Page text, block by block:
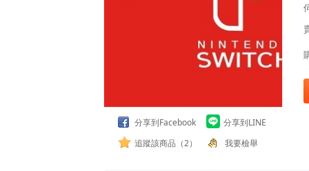
分享到Facebook
分享到LINE
追蹤該商品（2）
我要檢舉